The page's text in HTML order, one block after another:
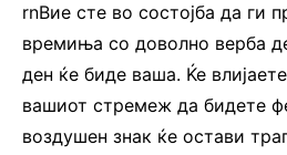
rnВие сте во состојба да ги
времиња со доволно верба
ден ќе биде ваша. Ќе
вашиот стремеж да бидете
воздушен знак ќе остави